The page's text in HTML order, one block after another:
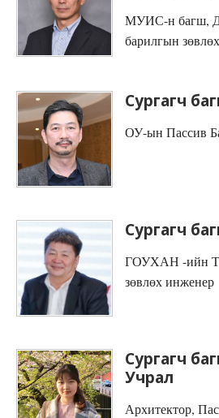
МУИС-н багш,
барилгын зөвлөх
Сургагч
ОУ-ын Пассив
Сургагч
ГОУХАН -ийн
зөвлөх инженер
Сургагч
Учрал
Архитектор,